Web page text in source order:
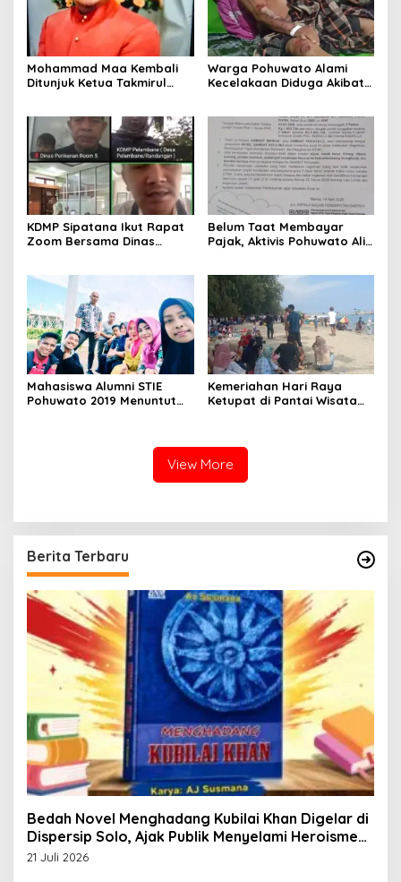
Mohammad Maa Kembali
Ditunjuk Ketua Takmirul
Warga Pohuwato Alami
Kecelakaan Diduga Akibat
KDMP Sipatana Ikut Rapat
Zoom Bersama Dinas
Belum Taat Membayar
Pajak, Aktivis Pohuwato Alis
Sebagai Contoh Bagi
Masyarakat
Mahasiswa Alumni STIE
Pohuwato 2019 Menuntut
Kemeriahan Hari Raya
Ketupat di Pantai Wisata
View More
Berita Terbaru
Bedah Novel Menghadang Kubilai Khan Digelar di
Dispersip Solo, Ajak Publik Menyelami Heroisme
Leluhur Nusantara
21 Juli 2026